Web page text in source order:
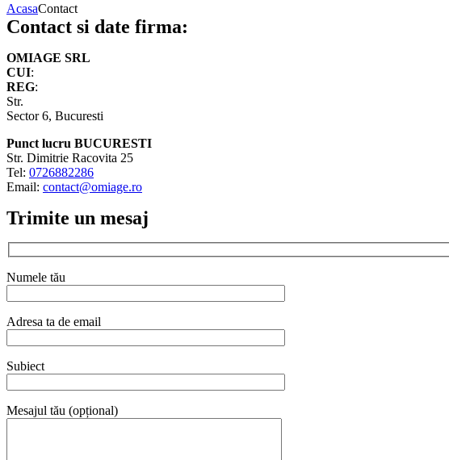
AcasaContact
Contact si date firma:
OMIAGE SRL
CUI:
REG:
Str.
Sector 6, Bucuresti
Punct lucru BUCURESTI
Str. Dimitrie Racovita 25
Tel: 0726882286
Email: contact@omiage.ro
Trimite un mesaj
Numele tău
Adresa ta de email
Subiect
Mesajul tău (opțional)